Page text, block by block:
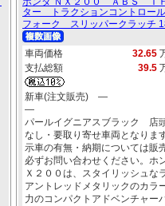
ター トラクションコントロー
フォーク スリッパークラッチ
車両価格 32.65
支払総額
39.5
新車(注文販売) ―
―
パールイグニアスブラック 店
なし・要取り寄せ車両となりま
示車の有無・納期については販
必ずお問い合わせください。ホ
Ｘ２００は、スタイリッシュな
アントレッドメタリックのカラ
力のコンパクトアドベンチャー